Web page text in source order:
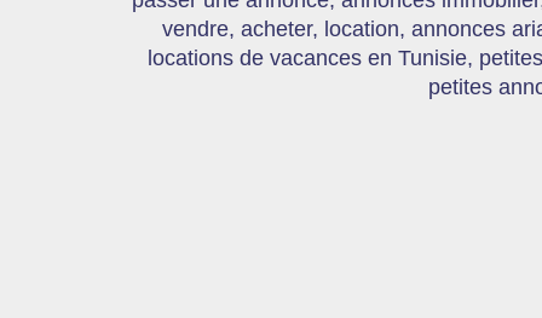
vendre, acheter, location, annonces
locations de vacances en Tunisie,
petites